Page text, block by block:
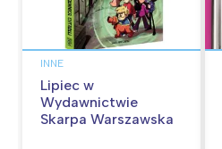
INNE
Lipiec w
Wydawnictwie
Skarpa Warszawska